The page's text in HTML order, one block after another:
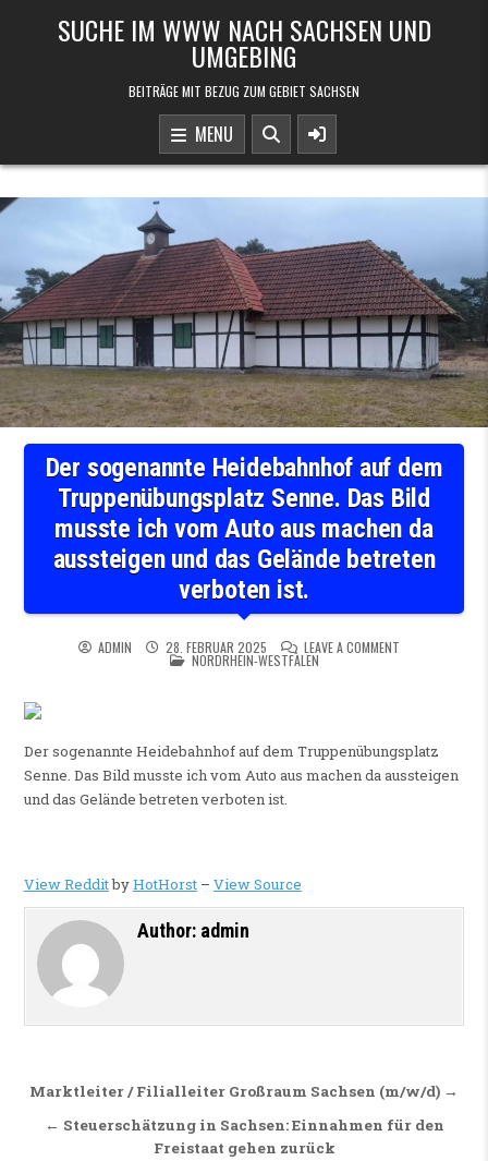
SUCHE IM WWW NACH SACHSEN UND
UMGEBING
BEITRÄGE MIT BEZUG ZUM GEBIET SACHSEN
MENU
Der sogenannte Heidebahnhof auf dem
Truppenübungsplatz Senne. Das Bild
musste ich vom Auto aus machen da
aussteigen und das Gelände betreten
verboten ist.
ADMIN 28. FEBRUAR 2025 LEAVE A COMMENTON DER
POSTED IN
NORDRHEIN-WESTFALEN
Der sogenannte Heidebahnhof auf dem Truppenübungsplatz
Senne. Das Bild musste ich vom Auto aus machen da aussteigen
und das Gelände betreten verboten ist.
View RedditbyHotHorst– View Source
Author: admin
Beitragsnavigation
Marktleiter / Filialleiter Großraum Sachsen (m/w/d) →
← Steuerschätzung in Sachsen: Einnahmen für den
Freistaat gehen zurück